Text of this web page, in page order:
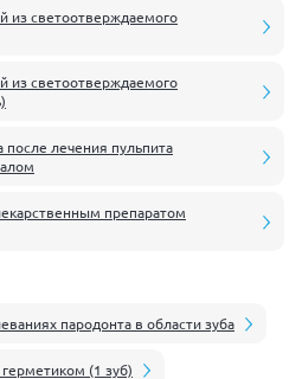
из светоотверждаемого
из светоотверждаемого
после лечения пульпита
препаратом
пародонта в области зуба
(1 зуб)